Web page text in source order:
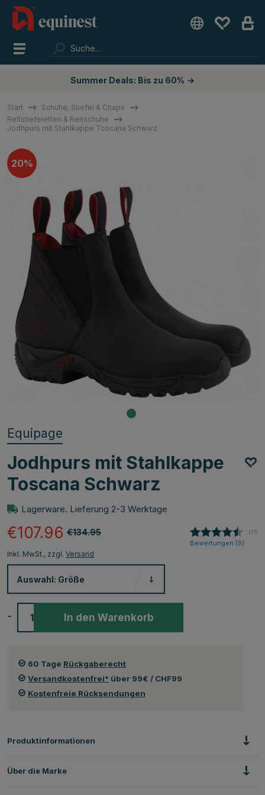
Summer Deals: Bis zu 60% →
Start
Schuhe, Stiefel & Chaps
Reitstiefeletten & Reitschuhe
Jodhpurs mit Stahlkappe Toscana Schwarz
20%
Equipage
Jodhpurs mit Stahlkappe
Toscana Schwarz
Lagerware. Lieferung 2-3 Werktage
€134.95
€107.96 (17)
Bewertungen (9)
Inkl. MwSt., zzgl. Versand
Auswahl: Größe
- In den Warenkorb
60 Tage Rückgaberecht
Versandkostenfrei* über 99€ / CHF99
Kostenfreie Rücksendungen
Produktinformationen
Über die Marke